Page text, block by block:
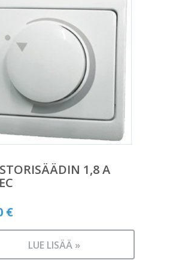
1,8 A
€
LUE LISÄÄ »